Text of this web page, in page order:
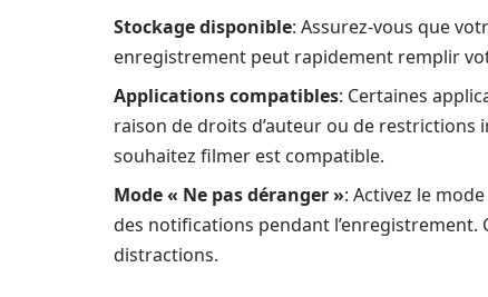
Stockage disponible: Assurez-vous que
enregistrement peut rapidement remplir
Applications compatibles: Certaines
raison de droits d’auteur ou de restrictions
souhaitez filmer est compatible.
Mode « Ne pas déranger »: Activez le
des notifications pendant
distractions.